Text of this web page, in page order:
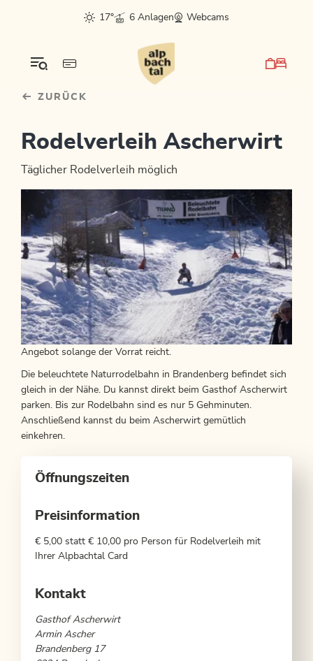
sr.skip-to.main-content
sr.skip-to.table-of-contents
sr.skip-to.main-navigation
17°
6 Anlagen Webcams
ZURÜCK
Rodelverleih Ascherwirt
Täglicher Rodelverleih möglich
Angebot solange der Vorrat reicht.
Die beleuchtete Naturrodelbahn in Brandenberg befindet sich
gleich in der Nähe. Du kannst direkt beim Gasthof Ascherwirt
parken. Bis zur Rodelbahn sind es nur 5 Gehminuten.
Anschließend kannst du beim Ascherwirt gemütlich
einkehren.
Öffnungszeiten
Preisinformation
€ 5,00 statt € 10,00 pro Person für Rodelverleih mit
Ihrer Alpbachtal Card
Kontakt
Gasthof Ascherwirt
Armin Ascher
Brandenberg 17